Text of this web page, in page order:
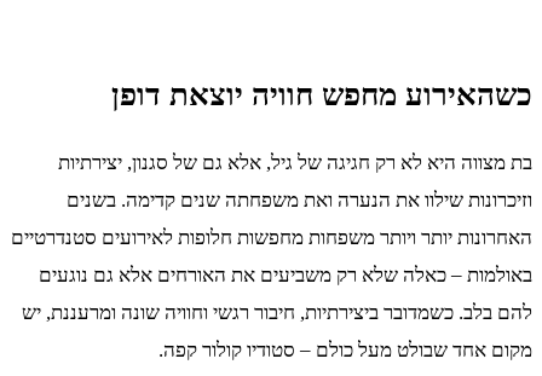
כשהאירוע מחפש חוויה יוצאת דופן
בת מצווה היא לא רק חגיגה של גיל, אלא גם של סגנון, יצירתיות
וזיכרונות שילוו את הנערה ואת משפחתה שנים קדימה. בשנים
האחרונות יותר ויותר משפחות מחפשות חלופות לאירועים סטנדרטיים
באולמות – כאלה שלא רק משביעים את האורחים אלא גם נוגעים
להם בלב. כשמדובר ביצירתיות, חיבור רגשי וחוויה שונה ומרעננת, יש
מקום אחד שבולט מעל כולם – סטודיו קולור קפה.